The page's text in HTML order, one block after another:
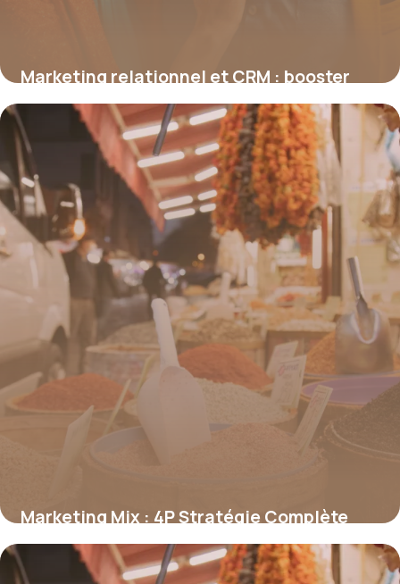
Marketing relationnel et CRM : booster
durablement l’engagement client
19 juin 2026
Marketing Mix : 4P Stratégie Complète
2026
19 juin 2026